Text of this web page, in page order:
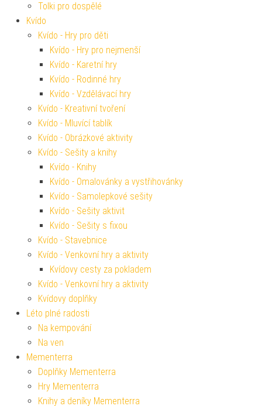
Tolki pro dospělé
Kvído
Kvído - Hry pro děti
Kvído - Hry pro nejmenší
Kvído - Karetní hry
Kvído - Rodinné hry
Kvído - Vzdělávací hry
Kvído - Kreativní tvoření
Kvído - Mluvící tablík
Kvído - Obrázkové aktivity
Kvído - Sešity a knihy
Kvído - Knihy
Kvído - Omalovánky a vystřihovánky
Kvído - Samolepkové sešity
Kvído - Sešity aktivit
Kvído - Sešity s fixou
Kvído - Stavebnice
Kvído - Venkovní hry a aktivity
Kvídovy cesty za pokladem
Kvído - Venkovní hry a aktivity
Kvídovy doplňky
Léto plné radosti
Na kempování
Na ven
Mementerra
Doplňky Mementerra
Hry Mementerra
Knihy a deníky Mementerra